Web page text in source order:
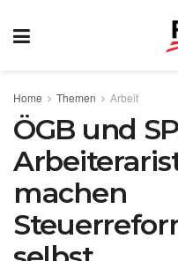
Home Themen Arbeit
ÖGB und
machen